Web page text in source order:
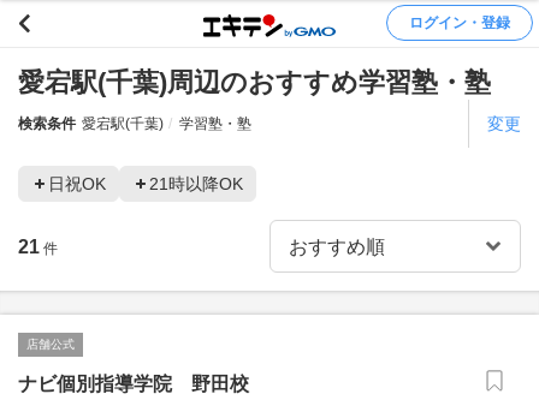
ログイン・登録
愛宕駅(千葉)周辺のおすすめ学習塾・塾
検索条件 愛宕駅(千葉) 学習塾・塾 変更
日祝OK 21時以降OK
21 件
店舗公式
ナビ個別指導学院 野田校